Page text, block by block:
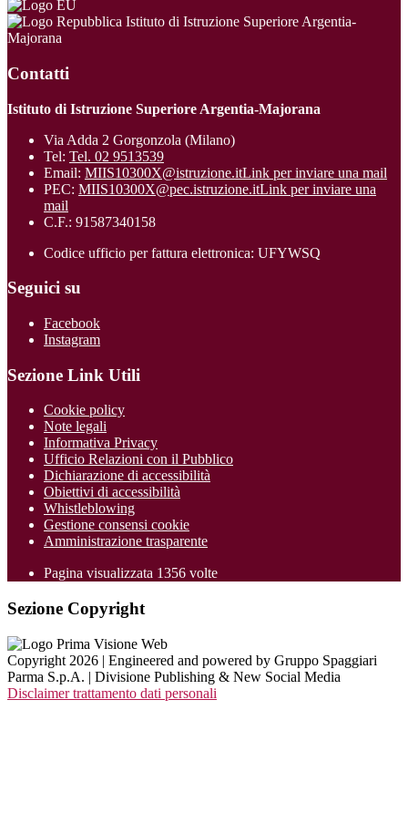
Istituto di Istruzione Superiore Argentia-
Majorana
Contatti
Istituto di Istruzione Superiore Argentia-Majorana
Via Adda 2 Gorgonzola (Milano)
Tel: Tel. 02 9513539
Email: MIIS10300X@istruzione.itLink per inviare una mail
PEC: MIIS10300X@pec.istruzione.itLink per inviare una
mail
C.F.: 91587340158
Codice ufficio per fattura elettronica: UFYWSQ
Seguici su
Facebook
Instagram
Sezione Link Utili
Cookie policy
Note legali
Informativa Privacy
Ufficio Relazioni con il Pubblico
Dichiarazione di accessibilità
Obiettivi di accessibilità
Whistleblowing
Gestione consensi cookie
Amministrazione trasparente
Pagina visualizzata 1356 volte
Sezione Copyright
Copyright 2026 | Engineered and powered by Gruppo Spaggiari
Parma S.p.A. | Divisione Publishing & New Social Media
Disclaimer trattamento dati personali